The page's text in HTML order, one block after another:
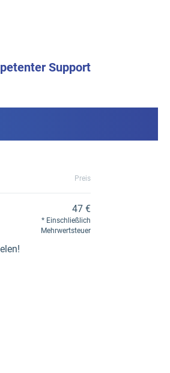
Support
Preis
47 €
Einschließlich
Mehrwertsteuer